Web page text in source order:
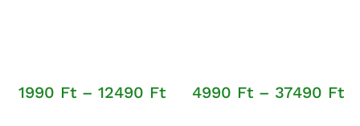
1990 Ft – 12490 FtÁrtartomány:
4990 Ft – 37490 Ft